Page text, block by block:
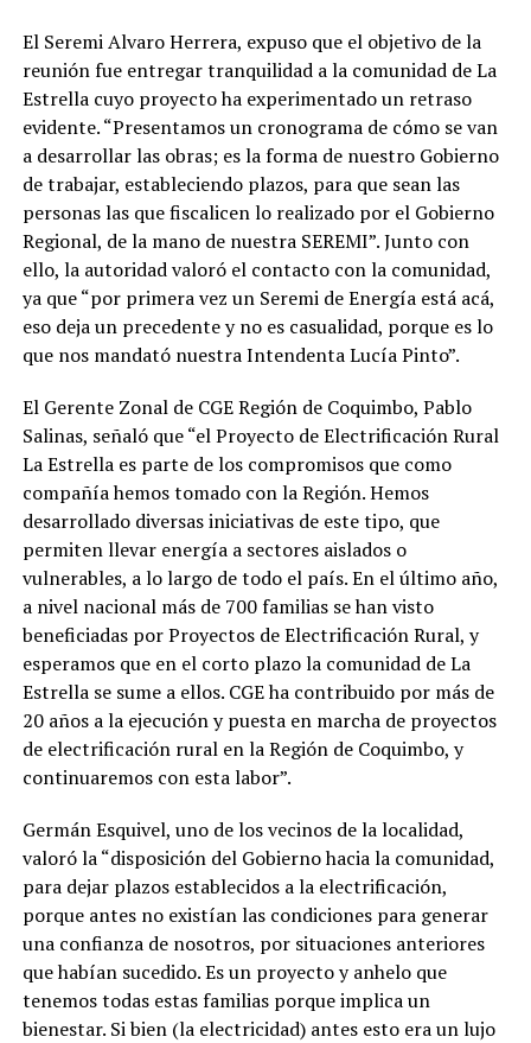
El Seremi Alvaro Herrera, expuso que el objetivo de la
reunión fue entregar tranquilidad a la comunidad de La
Estrella cuyo proyecto ha experimentado un retraso
evidente. “Presentamos un cronograma de cómo se van
a desarrollar las obras; es la forma de nuestro Gobierno
de trabajar, estableciendo plazos, para que sean las
personas las que fiscalicen lo realizado por el Gobierno
Regional, de la mano de nuestra SEREMI”. Junto con
ello, la autoridad valoró el contacto con la comunidad,
ya que “por primera vez un Seremi de Energía está acá,
eso deja un precedente y no es casualidad, porque es lo
que nos mandató nuestra Intendenta Lucía Pinto”.
El Gerente Zonal de CGE Región de Coquimbo, Pablo
Salinas, señaló que “el Proyecto de Electrificación Rural
La Estrella es parte de los compromisos que como
compañía hemos tomado con la Región. Hemos
desarrollado diversas iniciativas de este tipo, que
permiten llevar energía a sectores aislados o
vulnerables, a lo largo de todo el país. En el último año,
a nivel nacional más de 700 familias se han visto
beneficiadas por Proyectos de Electrificación Rural, y
esperamos que en el corto plazo la comunidad de La
Estrella se sume a ellos. CGE ha contribuido por más de
20 años a la ejecución y puesta en marcha de proyectos
de electrificación rural en la Región de Coquimbo, y
continuaremos con esta labor”.
Germán Esquivel, uno de los vecinos de la localidad,
valoró la “disposición del Gobierno hacia la comunidad,
para dejar plazos establecidos a la electrificación,
porque antes no existían las condiciones para generar
una confianza de nosotros, por situaciones anteriores
que habían sucedido. Es un proyecto y anhelo que
tenemos todas estas familias porque implica un
bienestar. Si bien (la electricidad) antes esto era un lujo